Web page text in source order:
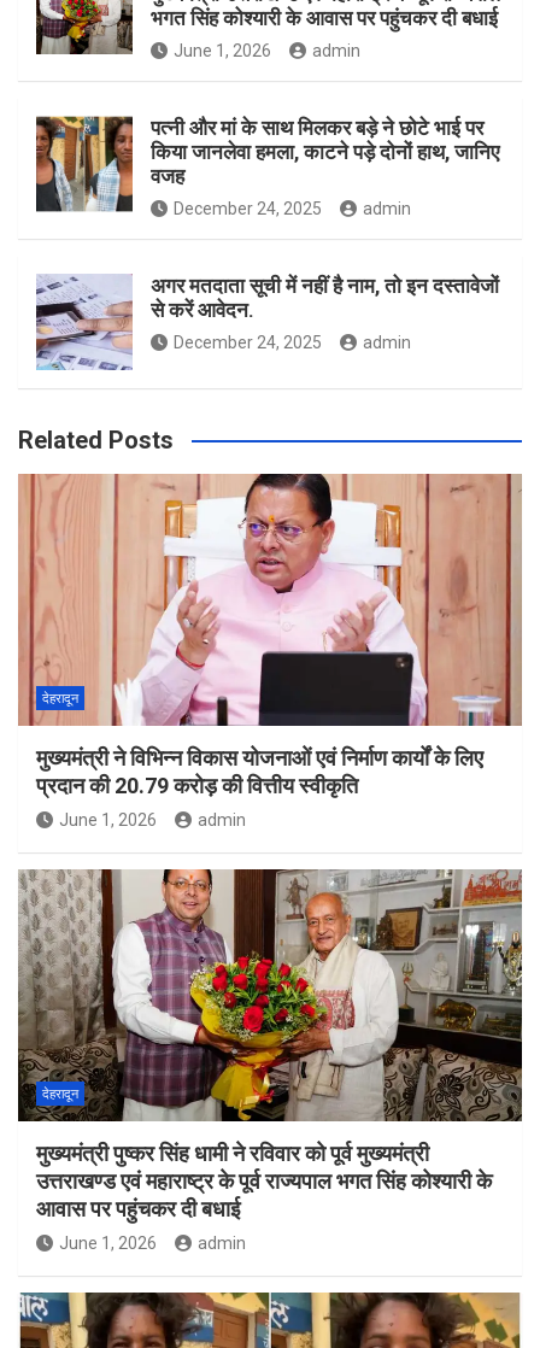
भगत सिंह कोश्यारी के आवास पर पहुंचकर दी बधाई
June 1, 2026 admin
पत्नी और मां के साथ मिलकर बड़े ने छोटे भाई पर
किया जानलेवा हमला, काटने पड़े दोनों हाथ, जानिए
वजह
December 24, 2025 admin
अगर मतदाता सूची में नहीं है नाम, तो इन दस्तावेजों
से करें आवेदन.
December 24, 2025 admin
Related Posts
देहरादून
मुख्यमंत्री ने विभिन्न विकास योजनाओं एवं निर्माण कार्यों के लिए
प्रदान की 20.79 करोड़ की वित्तीय स्वीकृति
June 1, 2026 admin
देहरादून
मुख्यमंत्री पुष्कर सिंह धामी ने रविवार को पूर्व मुख्यमंत्री
उत्तराखण्ड एवं महाराष्ट्र के पूर्व राज्यपाल भगत सिंह कोश्यारी के
आवास पर पहुंचकर दी बधाई
June 1, 2026 admin